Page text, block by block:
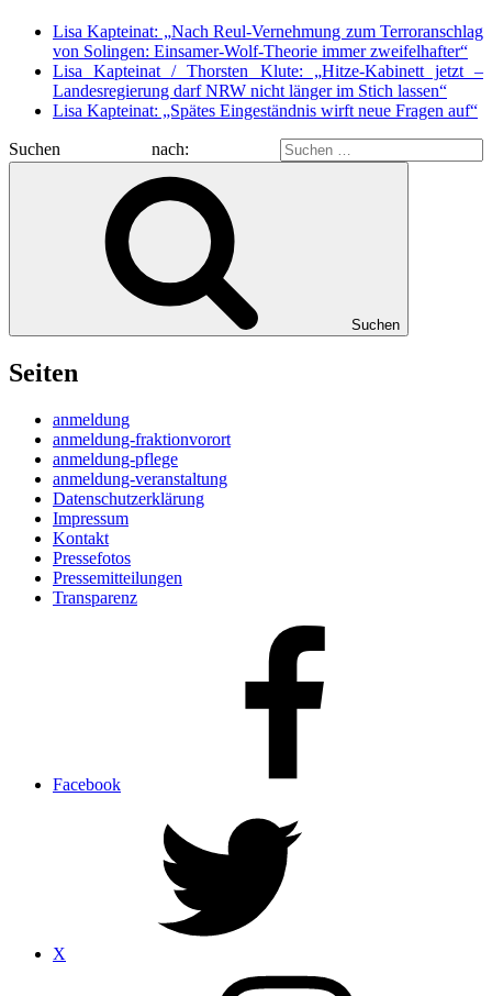
Lisa Kapteinat: „Nach Reul-Vernehmung zum Terroranschlag
von Solingen: Einsamer-Wolf-Theorie immer zweifelhafter“
Lisa Kapteinat / Thorsten Klute: „Hitze-Kabinett jetzt –
Landesregierung darf NRW nicht länger im Stich lassen“
Lisa Kapteinat: „Spätes Eingeständnis wirft neue Fragen auf“
Suchen nach:
Suchen
Seiten
anmeldung
anmeldung-fraktionvorort
anmeldung-pflege
anmeldung-veranstaltung
Datenschutzerklärung
Impressum
Kontakt
Pressefotos
Pressemitteilungen
Transparenz
Facebook
X